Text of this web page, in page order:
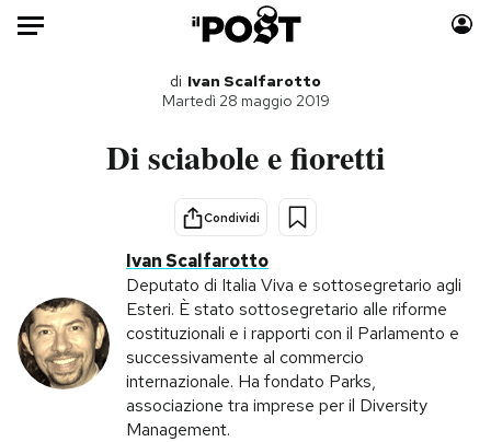
Auto
Tecnologia
Internet
Scienza
Cultura
Economia
Libri
Storie/Idee
Ok Boomer!
Media
Europa
Altrecose
di Ivan Scalfarotto
Martedì 28 maggio 2019
Di sciabole e fioretti
Condividi
Ivan Scalfarotto
Deputato di Italia Viva e sottosegretario agli
Esteri. È stato sottosegretario alle riforme
costituzionali e i rapporti con il Parlamento e
successivamente al commercio
internazionale. Ha fondato Parks,
associazione tra imprese per il Diversity
Management.